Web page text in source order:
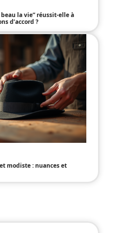
la vie” réussit-elle à
d’accord ?
modiste : nuances et